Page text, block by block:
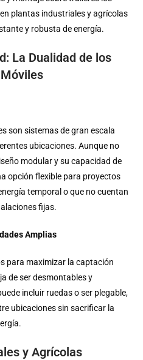
plantas industriales y agrícolas
y robusta de energía.
La Dualidad de los
son sistemas de gran escala
ubicaciones. Aunque no
modular y su capacidad de
opción flexible para proyectos
temporal o que no cuentan
fijas.
Amplias
para maximizar la captación
de ser desmontables y
incluir ruedas o ser plegable,
ubicaciones sin sacrificar la
y Agrícolas